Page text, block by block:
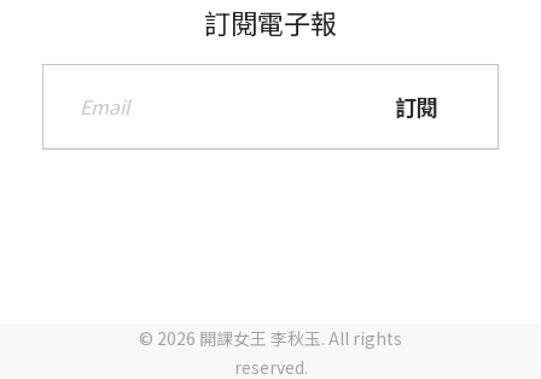
訂閱電子報
© 2026 開課女王 李秋玉. All rights
reserved.